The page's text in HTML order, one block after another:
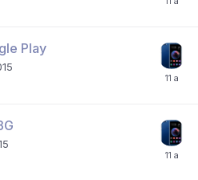
Play